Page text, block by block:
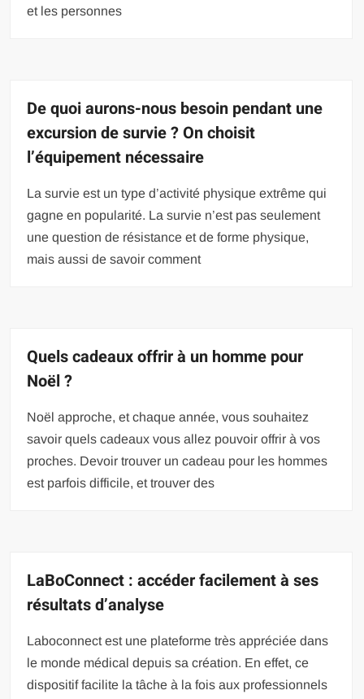
et les personnes
De quoi aurons-nous besoin pendant une
excursion de survie ? On choisit
l’équipement nécessaire
La survie est un type d’activité physique extrême qui
gagne en popularité. La survie n’est pas seulement
une question de résistance et de forme physique,
mais aussi de savoir comment
Quels cadeaux offrir à un homme pour
Noël ?
Noël approche, et chaque année, vous souhaitez
savoir quels cadeaux vous allez pouvoir offrir à vos
proches. Devoir trouver un cadeau pour les hommes
est parfois difficile, et trouver des
LaBoConnect : accéder facilement à ses
résultats d’analyse
Laboconnect est une plateforme très appréciée dans
le monde médical depuis sa création. En effet, ce
dispositif facilite la tâche à la fois aux professionnels